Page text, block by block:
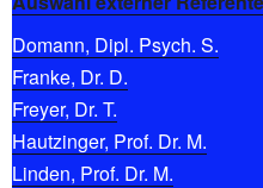
Domann, Dipl. Psych. S.
Franke, Dr. D.
Freyer, Dr. T.
Hautzinger, Prof. Dr. M.
Linden, Prof. Dr. M.